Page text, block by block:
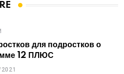
для подростков о
12 ПЛЮС